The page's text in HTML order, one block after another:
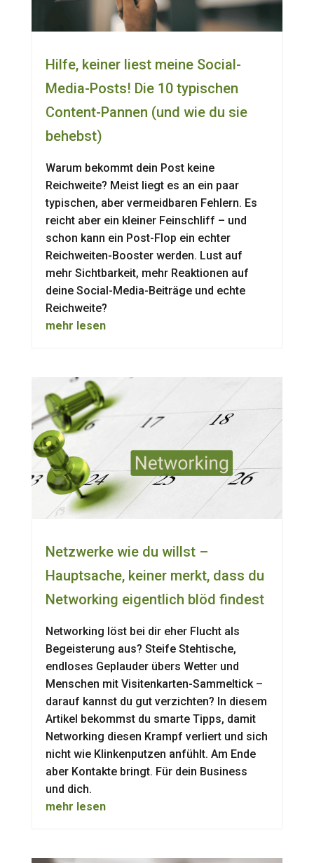
Hilfe, keiner liest meine Social-
Media-Posts! Die 10 typischen
Content-Pannen (und wie du sie
behebst)
Warum bekommt dein Post keine
Reichweite? Meist liegt es an ein paar
typischen, aber vermeidbaren Fehlern. Es
reicht aber ein kleiner Feinschliff – und
schon kann ein Post-Flop ein echter
Reichweiten-Booster werden. Lust auf
mehr Sichtbarkeit, mehr Reaktionen auf
deine Social-Media-Beiträge und echte
Reichweite?
mehr lesen
Netzwerke wie du willst –
Hauptsache, keiner merkt, dass du
Networking eigentlich blöd findest
Networking löst bei dir eher Flucht als
Begeisterung aus? Steife Stehtische,
endloses Geplauder übers Wetter und
Menschen mit Visitenkarten-Sammeltick –
darauf kannst du gut verzichten? In diesem
Artikel bekommst du smarte Tipps, damit
Networking diesen Krampf verliert und sich
nicht wie Klinkenputzen anfühlt. Am Ende
aber Kontakte bringt. Für dein Business
und dich.
mehr lesen